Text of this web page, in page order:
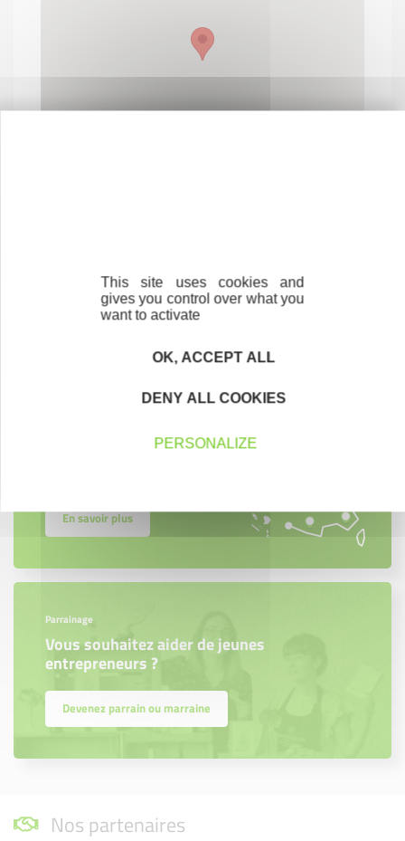
Contactez-nous ! Cliquez ici
Trouvez à qui vous adresser
Créateurs, repreneurs, vos interlocuteurs en
En savoir plus
Parrainage
Vous souhaitez aider de jeunes
entrepreneurs ?
Devenez parrain ou marraine
Nos partenaires
This site uses cookies and
gives you control over what you
want to activate
OK, ACCEPT ALL
DENY ALL COOKIES
PERSONALIZE